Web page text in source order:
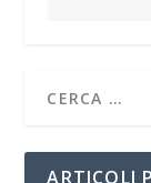
ARTICOLI